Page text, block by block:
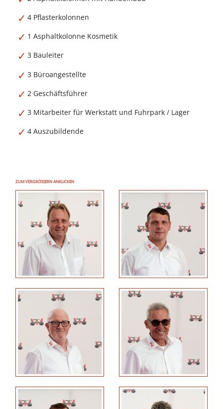
4 Pflasterkolonnen
1 Asphaltkolonne Kosmetik
3 Bauleiter
3 Büroangestellte
2 Geschäftsführer
3 Mitarbeiter für Werkstatt und Fuhrpark / Lager
4 Auszubildende
ZUM VERGRÖSSERN ANKLICKEN